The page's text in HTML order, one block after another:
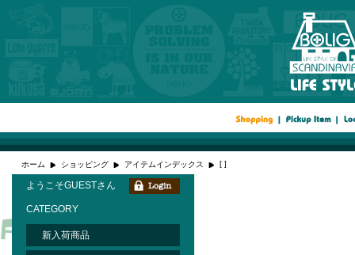
ホーム ショッピング アイテムインデックス [ ]
ようこそGUESTさん
CATEGORY
新入荷商品